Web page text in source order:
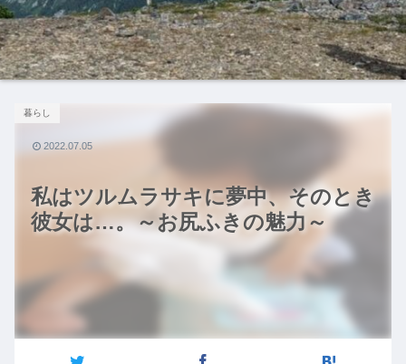
私はツルムラサキに夢中、そのとき
彼女は…。～お尻ふきの魅力～
暮らし
2022.07.05